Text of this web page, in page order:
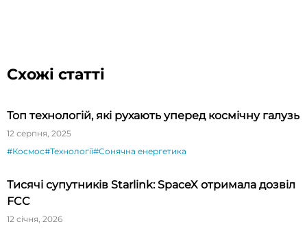
Схожі статті
Топ технологій, які рухають уперед космічну галузь
12 серпня, 2025
#Космос#Технології#Сонячна енергетика
Тисячі супутників Starlink: SpaceX отримала дозвіл
FCC
12 січня, 2026